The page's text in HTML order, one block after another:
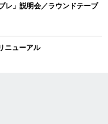
」説明会／ラウンドテーブ
ニューアル